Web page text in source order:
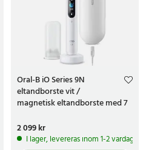
Oral-B iO Series 9N
eltandborste vit /
magnetisk eltandborste med 7
Pris:2 099 kr
2 099 kr
I lager, levereras inom 1-2 vardagar